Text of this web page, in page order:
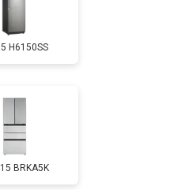
H6150SS
BRKA5K